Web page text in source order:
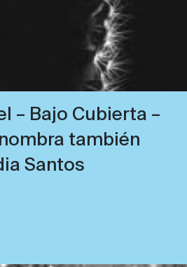
– Bajo Cubierta –
también
Santos